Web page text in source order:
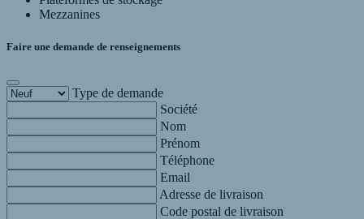
Mezzanines
Faire une demande de renseignements
Type de demande
Société
Nom
Prénom
Téléphone
Email
Adresse de livraison
Code postal de livraison